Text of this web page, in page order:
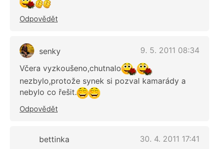
Odpovědět
senky
9. 5. 2011 08:34
Včera vyzkoušeno,chutnalo
nezbylo,protože synek si pozval kamarády a
nebylo co řešit.
Odpovědět
bettinka
30. 4. 2011 17:41